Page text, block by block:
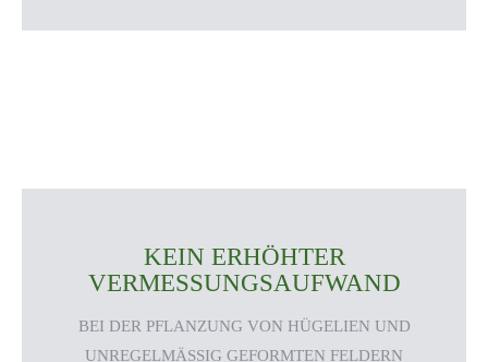
KEIN ERHÖHTER
VERMESSUNGSAUFWAND
BEI DER PFLANZUNG VON HÜGELIEN UND
UNREGELMÄSSIG GEFORMTEN FELDERN